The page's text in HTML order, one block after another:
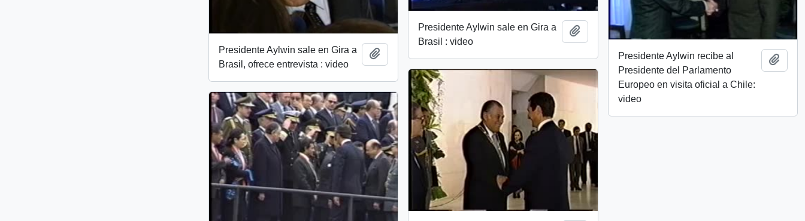
Presidente Aylwin sale en Gira a
Brasil : video
Add to clipboard
Presidente Aylwin sale en Gira a
Brasil, ofrece entrevista : video
Presidente Aylwin recibe al
Presidente del Parlamento
Europeo en visita oficial a Chile:
video
Add